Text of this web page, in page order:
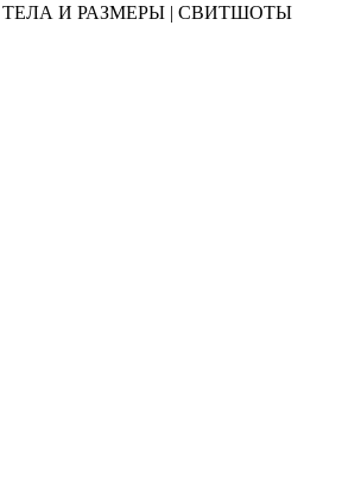
И РАЗМЕРЫ | СВИТШОТЫ